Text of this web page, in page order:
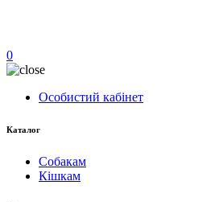
0
Особистий кабінет
Каталог
Собакам
Кішкам